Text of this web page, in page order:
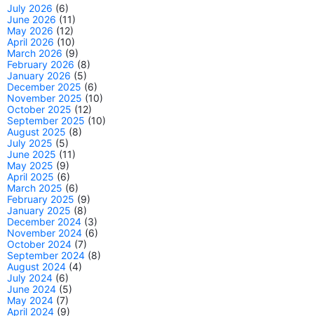
July 2026 (6)
June 2026 (11)
May 2026 (12)
April 2026 (10)
March 2026 (9)
February 2026 (8)
January 2026 (5)
December 2025 (6)
November 2025 (10)
October 2025 (12)
September 2025 (10)
August 2025 (8)
July 2025 (5)
June 2025 (11)
May 2025 (9)
April 2025 (6)
March 2025 (6)
February 2025 (9)
January 2025 (8)
December 2024 (3)
November 2024 (6)
October 2024 (7)
September 2024 (8)
August 2024 (4)
July 2024 (6)
June 2024 (5)
May 2024 (7)
April 2024 (9)